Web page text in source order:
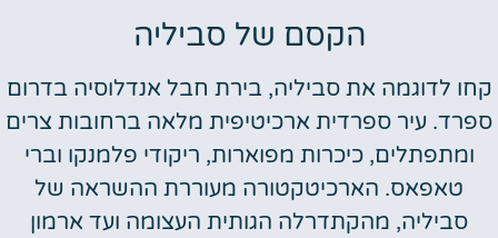
הקסם של סביליה
לדוגמה את סביליה, בירת חבל אנדלוסיה בדרום
עיר ספרדית ארכיטיפית מלאה ברחובות צרים
ומתפתלים, כיכרות מפוארות, ריקודי פלמנקו וברי
טאפאס. הארכיטקטורה מעוררת ההשראה של
סביליה, מהקתדרלה הגותית העצומה ועד ארמון